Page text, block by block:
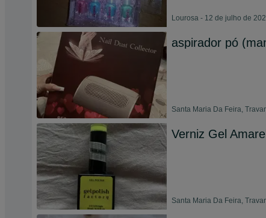
Lourosa - 12 de julho de
aspirador pó
Santa Maria Da Feira,
Verniz Gel
Santa Maria Da Feira,